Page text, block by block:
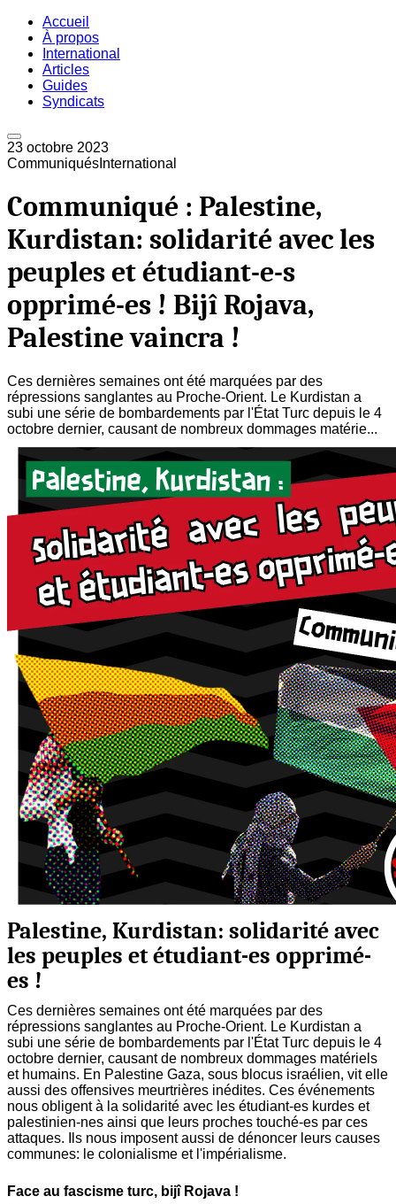
Accueil
À propos
International
Articles
Guides
Syndicats
23 octobre 2023
Communiqués International
Communiqué : Palestine,
Kurdistan: solidarité avec les
peuples et étudiant-e-s
opprimé-es ! Bijî Rojava,
Palestine vaincra !
Ces dernières semaines ont été marquées par des
répressions sanglantes au Proche-Orient. Le Kurdistan a
subi une série de bombardements par l'État Turc depuis le 4
octobre dernier, causant de nombreux dommages matérie...
Palestine, Kurdistan: solidarité avec
les peuples et étudiant-es opprimé-
es !
Ces dernières semaines ont été marquées par des
répressions sanglantes au Proche-Orient. Le Kurdistan a
subi une série de bombardements par l'État Turc depuis le 4
octobre dernier, causant de nombreux dommages matériels
et humains. En Palestine Gaza, sous blocus israélien, vit elle
aussi des offensives meurtrières inédites. Ces événements
nous obligent à la solidarité avec les étudiant-es kurdes et
palestinien-nes ainsi que leurs proches touché-es par ces
attaques. Ils nous imposent aussi de dénoncer leurs causes
communes: le colonialisme et l'impérialisme.
Face au fascisme turc, bijî Rojava !